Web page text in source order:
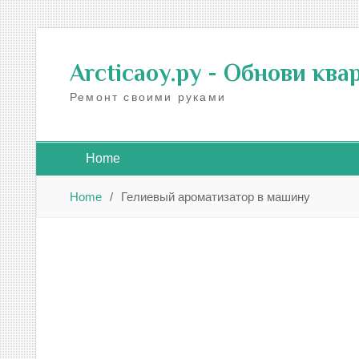
Skip
to
contentArcticaoy.ру - Обнови
Ремонт своими руками
Home
Home Гелиевый ароматизатор в машину